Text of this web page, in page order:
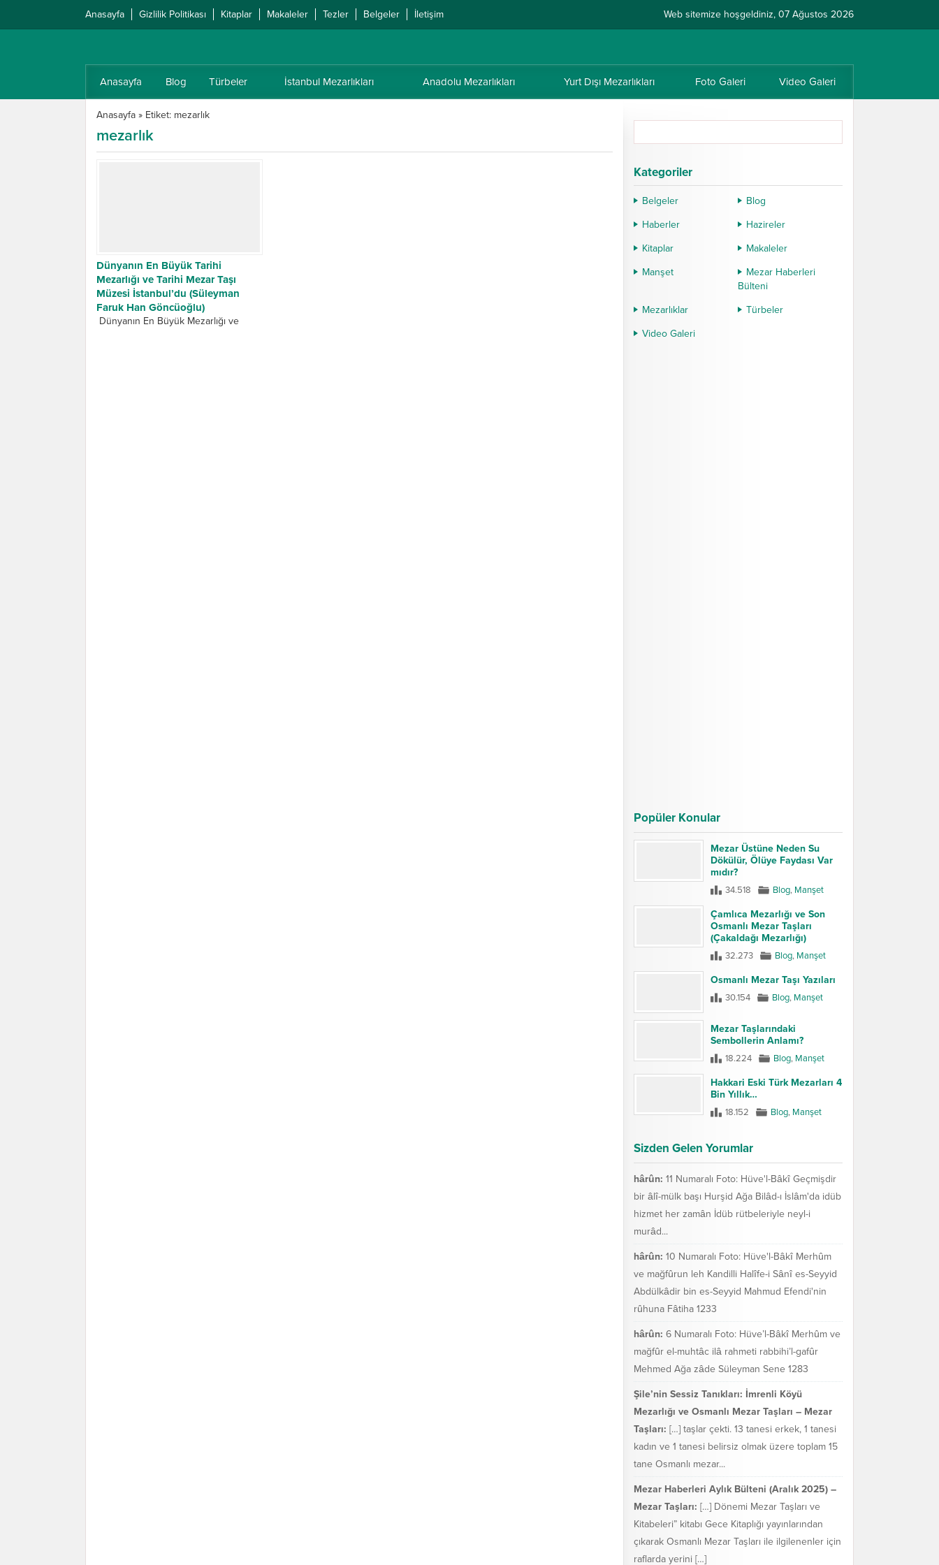
Anasayfa Gizlilik Politikası Kitaplar Makaleler Tezler Belgeler İletişim Web sitemize hoşgeldiniz, 07 Ağustos 2026
Anasayfa Blog Türbeler İstanbul Mezarlıkları Anadolu Mezarlıkları Yurt Dışı Mezarlıkları Foto Galeri Video Galeri
Anasayfa » Etiket: mezarlık
mezarlık
Dünyanın En Büyük Tarihi
Mezarlığı ve Tarihi Mezar Taşı
Müzesi İstanbul’du (Süleyman
Faruk Han Göncüoğlu)
Dünyanın En Büyük Mezarlığı ve
Kategoriler
Belgeler
Blog
Haberler
Hazireler
Kitaplar
Makaleler
Manşet
Mezar Haberleri
Bülteni
Mezarlıklar
Türbeler
Video Galeri
Popüler Konular
Mezar Üstüne Neden Su
Dökülür, Ölüye Faydası Var
mıdır?
34.518 Blog, Manşet
Çamlıca Mezarlığı ve Son
Osmanlı Mezar Taşları
(Çakaldağı Mezarlığı)
32.273 Blog, Manşet
Osmanlı Mezar Taşı Yazıları
30.154 Blog, Manşet
Mezar Taşlarındaki
Sembollerin Anlamı?
18.224 Blog, Manşet
Hakkari Eski Türk Mezarları 4
Bin Yıllık…
18.152 Blog, Manşet
Sizden Gelen Yorumlar
hârûn: 11 Numaralı Foto: Hüve'l-Bâkî Geçmişdir
bir âlî-mülk başı Hurşid Ağa Bilâd-ı İslâm'da idüb
hizmet her zamân İdüb rütbeleriyle neyl-i
murâd...
hârûn: 10 Numaralı Foto: Hüve'l-Bâkî Merhûm
ve mağfûrun leh Kandilli Halîfe-i Sânî es-Seyyid
Abdülkâdir bin es-Seyyid Mahmud Efendi'nin
rûhuna Fâtiha 1233
hârûn: 6 Numaralı Foto: Hüve’l-Bâkî Merhûm ve
mağfûr el-muhtâc ilâ rahmeti rabbihi’l-gafûr
Mehmed Ağa zâde Süleyman Sene 1283
Şile’nin Sessiz Tanıkları: İmrenli Köyü
Mezarlığı ve Osmanlı Mezar Taşları – Mezar
Taşları: […] taşlar çekti. 13 tanesi erkek, 1 tanesi
kadın ve 1 tanesi belirsiz olmak üzere toplam 15
tane Osmanlı mezar...
Mezar Haberleri Aylık Bülteni (Aralık 2025) –
Mezar Taşları: […] Dönemi Mezar Taşları ve
Kitabeleri” kitabı Gece Kitaplığı yayınlarından
çıkarak Osmanlı Mezar Taşları ile ilgilenenler için
raflarda yerini […]